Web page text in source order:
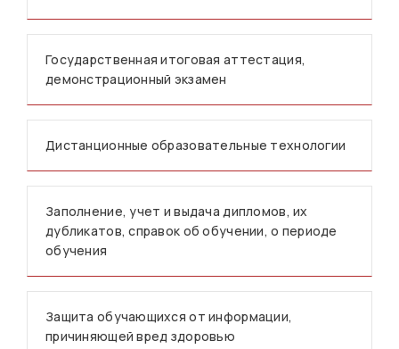
Государственная итоговая аттестация,
демонстрационный экзамен
Дистанционные образовательные технологии
Заполнение, учет и выдача дипломов, их
дубликатов, справок об обучении, о периоде
обучения
Защита обучающихся от информации,
причиняющей вред здоровью